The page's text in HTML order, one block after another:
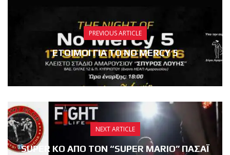
PREVIOUS ARTICLE
ΕΤΟΙΜΟΙ ΓΙΑ ΤΟ NO MERCY 5
NEXT ARTICLE
SUPER KO ΑΠΟ ΤΟΝ “SUPER MARIO” ΠΑΣΑΪ